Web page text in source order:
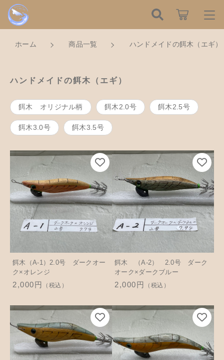
ホーム 商品一覧 ハンドメイドの餌木（エギ）
ハンドメイドの餌木（エギ）
餌木 オリジナル柄 餌木2.0号 餌木2.5号
餌木3.0号 餌木3.5号
餌木（A-1）2.0号 ダークオー
ク×オレンジ
2,000円 （税込）
餌木 （A-2） 2.0号 ダーク
オーク×ダークブルー
2,000円 （税込）
ログイン / 会員登録
お気に入り
Tomorrow is a new dayについて
ショッピングガイド
ブログ
ハンドメイドの餌木（エギ）
餌木キーホルダー
木工アクセサリー
木工小物
革製品
アクセサリー
木工ペット用品
樹脂粘土
カトラリー
こだわり検索
～
その他
在庫あり セール
並び順